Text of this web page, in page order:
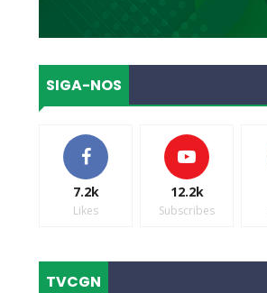
SIGA-NOS
7.2k
Likes
12.2k
Subscribes
TVCGN